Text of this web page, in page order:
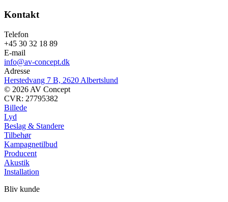
Kontakt
Telefon
+45 30 32 18 89
E-mail
info@av-concept.dk
Adresse
Herstedvang 7 B, 2620 Albertslund
© 2026 AV Concept
CVR: 27795382
Billede
Lyd
Beslag & Standere
Tilbehør
Kampagnetilbud
Producent
Akustik
Installation
Bliv kunde